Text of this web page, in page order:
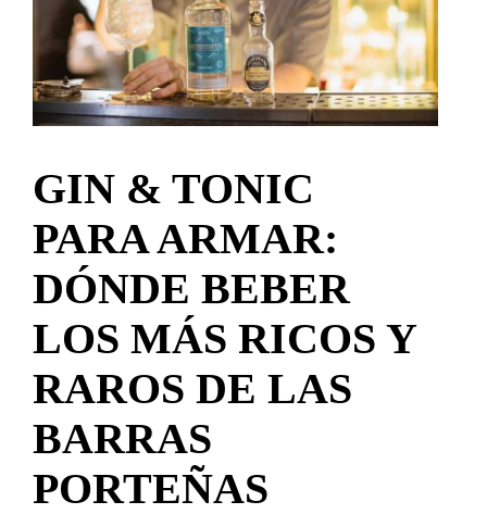
GIN & TONIC
PARA ARMAR:
DÓNDE BEBER
LOS MÁS RICOS Y
RAROS DE LAS
BARRAS
PORTEÑAS